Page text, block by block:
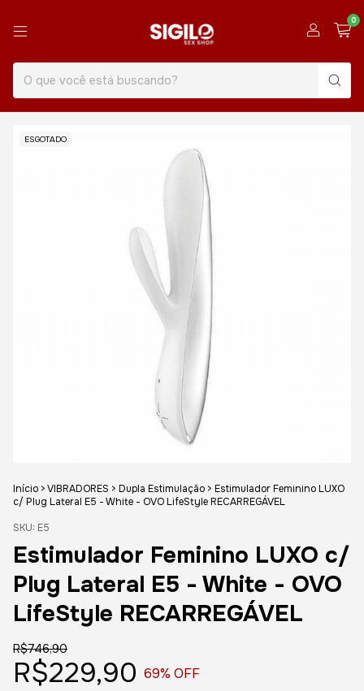
0
ESGOTADO
Início >VIBRADORES > Dupla Estimulação > Estimulador Feminino LUXO
c/ Plug Lateral E5 - White - OVO LifeStyle RECARREGÁVEL
SKU: E5
Estimulador Feminino LUXO c/
Plug Lateral E5 - White - OVO
LifeStyle RECARREGÁVEL
R$746,90
R$229,90 69% OFF